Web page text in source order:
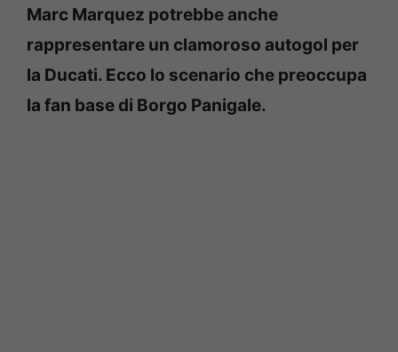
Marc Marquez potrebbe anche
rappresentare un clamoroso autogol per
la Ducati. Ecco lo scenario che preoccupa
la fan base di Borgo Panigale.